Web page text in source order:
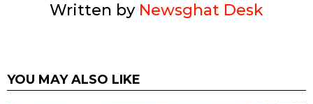
Written by Newsghat Desk
YOU MAY ALSO LIKE